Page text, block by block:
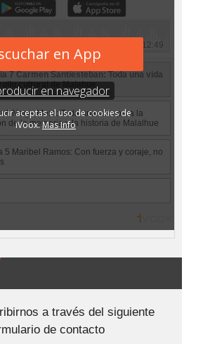
a través del siguiente
de contacto